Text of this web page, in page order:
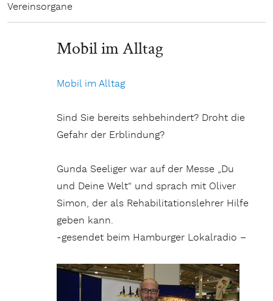
Vereinsorgane
Mobil im Alltag
Mobil im Alltag
Sind Sie bereits sehbehindert? Droht die
Gefahr der Erblindung?
Gunda Seeliger war auf der Messe „Du
und Deine Welt“ und sprach mit Oliver
Simon, der als Rehabilitationslehrer Hilfe
geben kann.
-gesendet beim Hamburger Lokalradio –